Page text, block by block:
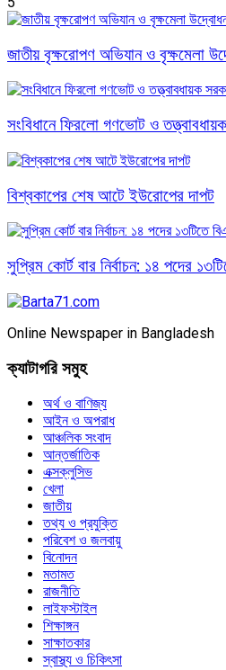
জাতীয় বৃক্ষরোপণ অভিযান ও বৃক্ষমেলা
সংবিধানে ফিরলো গণভোট ও
বিশ্বকাপের শেষ আটে ইউরোপের দাপট
সুপ্রিম কোর্ট বার নির্বাচন: ১৪ পদের
Online Newspaper in Bangladesh
ক্যাটাগরি সমুহ
অর্থ ও বাণিজ্য
আইন ও অপরাধ
আঞ্চলিক সংবাদ
আন্তর্জাতিক
এক্সক্লুসিভ
খেলা
জাতীয়
তথ্য ও প্রযুক্তি
পরিবেশ ও জলবায়ু
বিনোদন
মতামত
রাজনীতি
লাইফস্টাইল
শিক্ষাঙ্গন
সাক্ষাতকার
স্বাস্থ্য ও চিকিৎসা